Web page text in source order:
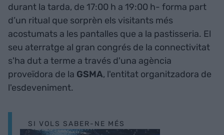
durant la tarda, de 17:00 h a 19:00 h- forma part
d’un ritual que sorprèn els visitants més
acostumats a les pantalles que a la pastisseria. El
seu aterratge al gran congrés de la connectivitat
s'ha dut a terme a través d'una agència
proveïdora de la GSMA, l'entitat organitzadora de
l'esdeveniment.
SI VOLS SABER-NE MÉS